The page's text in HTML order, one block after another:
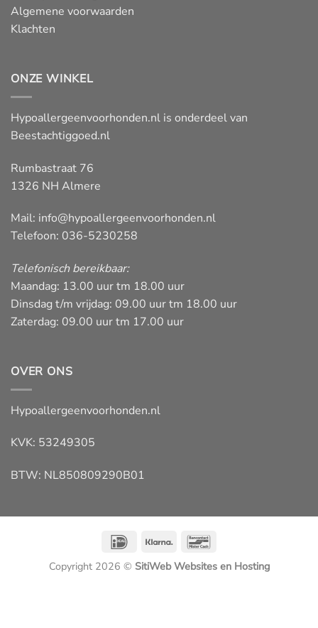
Algemene voorwaarden
Klachten
ONZE WINKEL
Hypoallergeenvoorhonden.nl is onderdeel van
Beestachtiggoed.nl
Rumbastraat 76
1326 NH Almere
Mail: info@hypoallergeenvoorhonden.nl
Telefoon: 036-5230258
Telefonisch bereikbaar:
Maandag: 13.00 uur tm 18.00 uur
Dinsdag t/m vrijdag: 09.00 uur tm 18.00 uur
Zaterdag: 09.00 uur tm 17.00 uur
OVER ONS
Hypoallergeenvoorhonden.nl
KVK: 53249305
BTW: NL850809290B01
IDeal Klarna
Copyright 2026 © SitiWeb Websites en Hosting